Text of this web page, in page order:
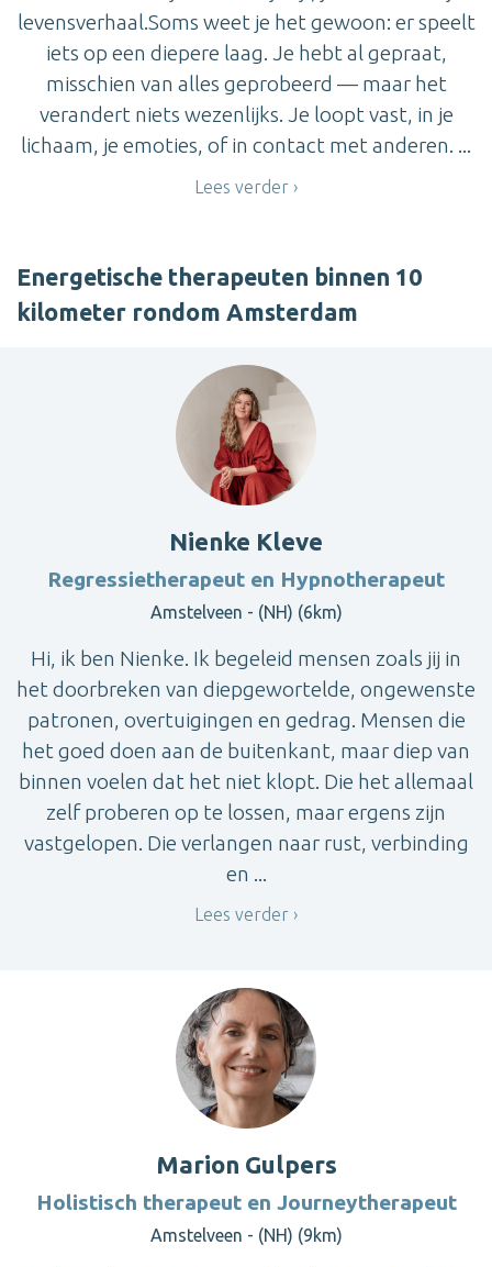
levensverhaal.Soms weet je het gewoon: er speelt
iets op een diepere laag. Je hebt al gepraat,
misschien van alles geprobeerd — maar het
verandert niets wezenlijks. Je loopt vast, in je
lichaam, je emoties, of in contact met anderen. ...
Lees verder
Energetische therapeuten binnen 10
kilometer rondom Amsterdam
Nienke Kleve
Regressietherapeut en Hypnotherapeut
Amstelveen - (NH) (6km)
Hi, ik ben Nienke. Ik begeleid mensen zoals jij in
het doorbreken van diepgewortelde, ongewenste
patronen, overtuigingen en gedrag. Mensen die
het goed doen aan de buitenkant, maar diep van
binnen voelen dat het niet klopt. Die het allemaal
zelf proberen op te lossen, maar ergens zijn
vastgelopen. Die verlangen naar rust, verbinding
en ...
Lees verder
Marion Gulpers
Holistisch therapeut en Journeytherapeut
Amstelveen - (NH) (9km)